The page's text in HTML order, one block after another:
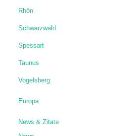
Rhön
Schwarzwald
Spessart
Taunus
Vogelsberg
Europa
News & Zitate